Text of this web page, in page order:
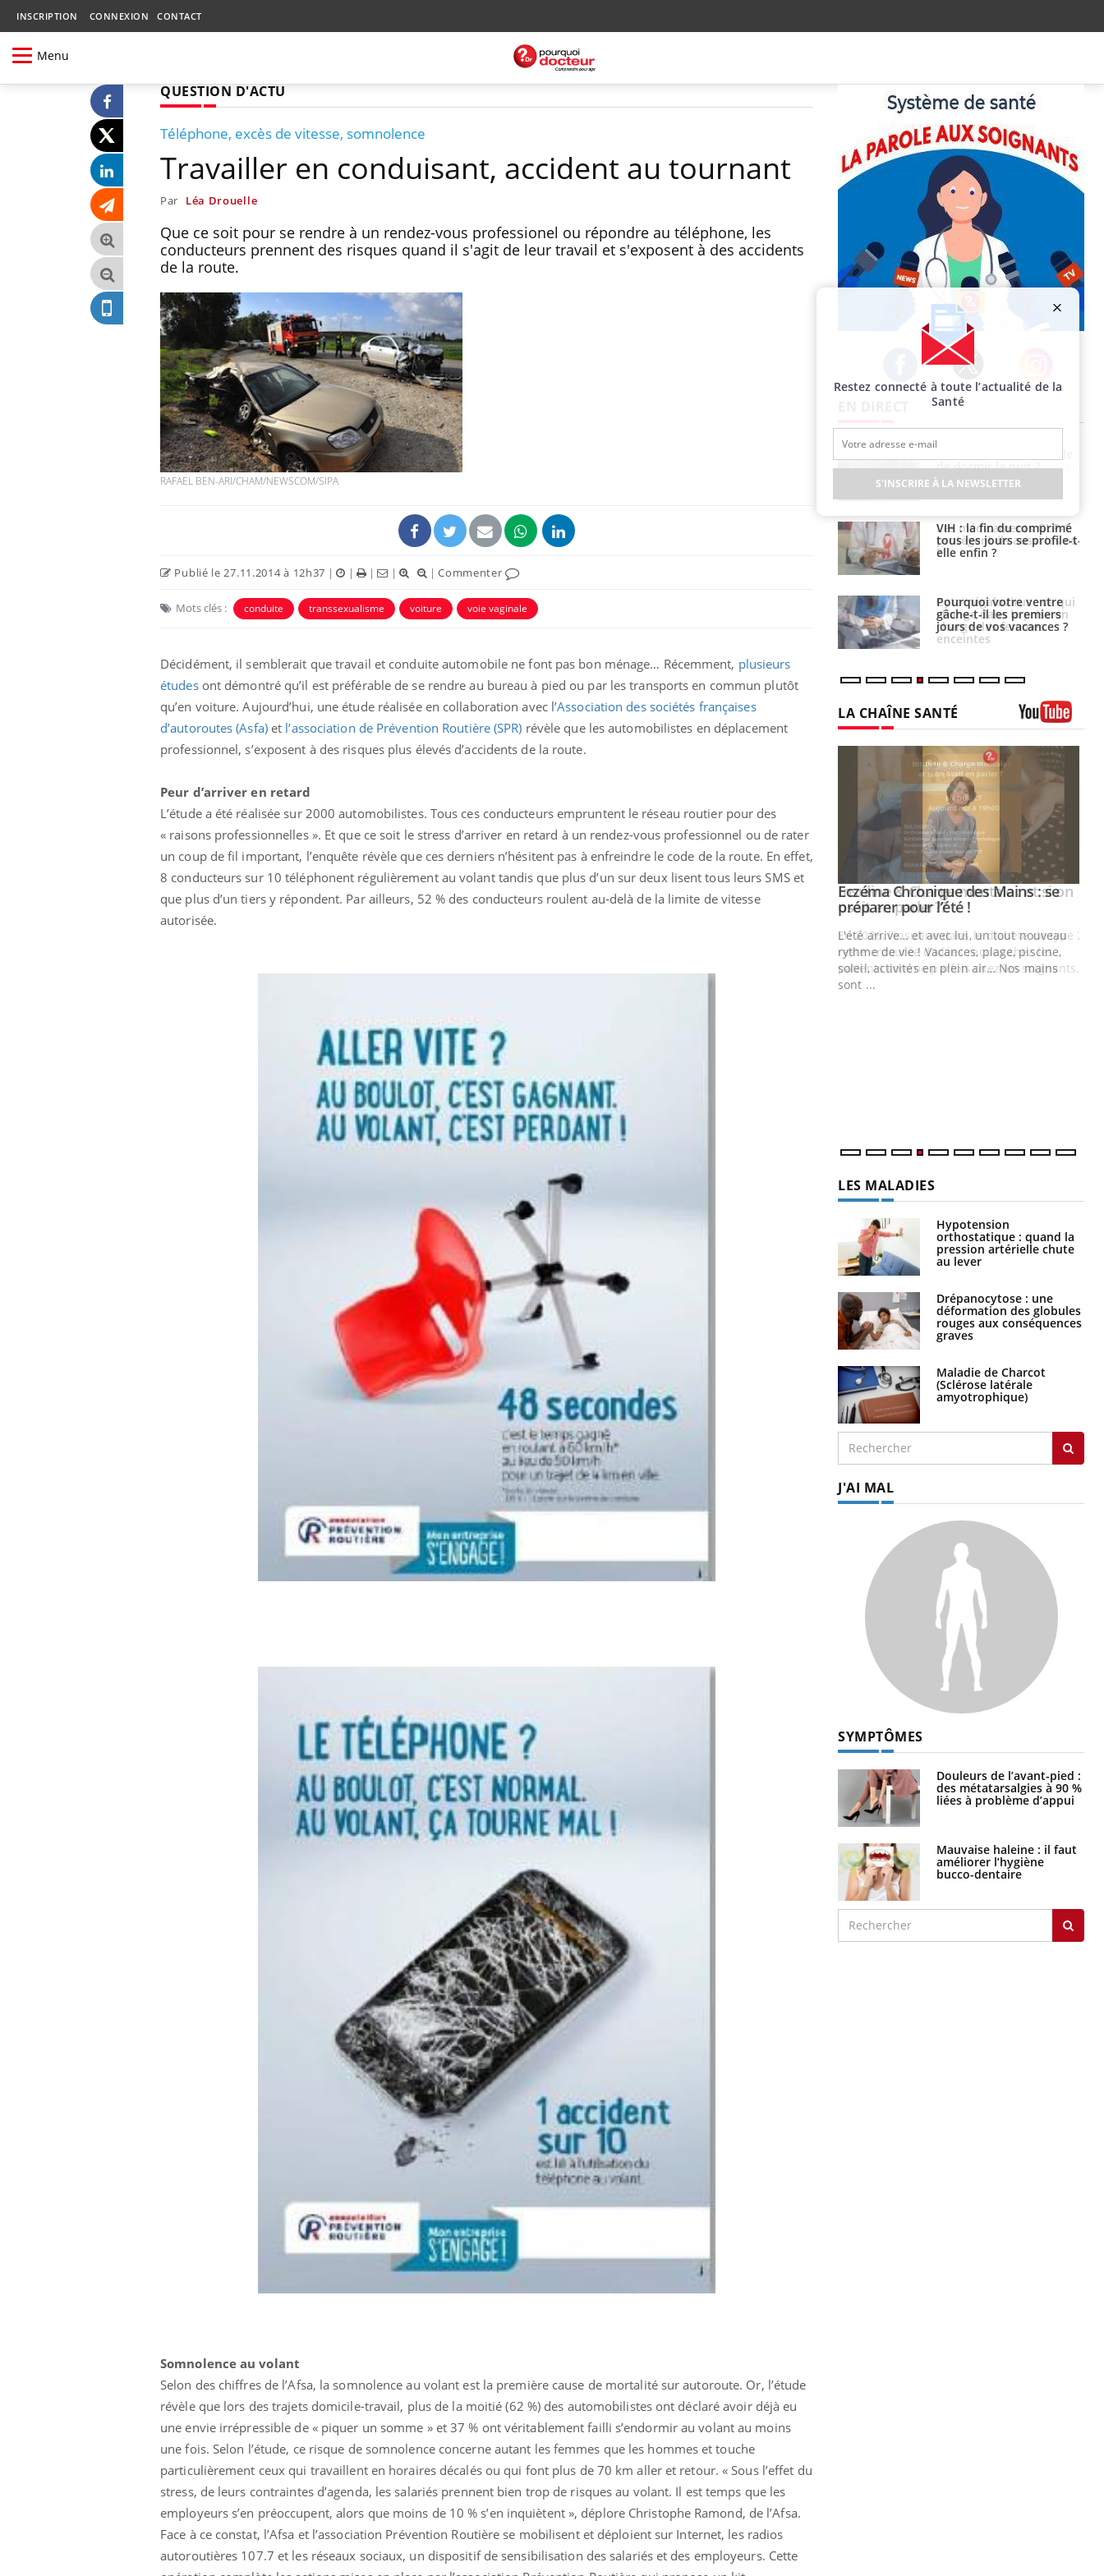
INSCRIPTION CONNEXION CONTACT
Menu
QUESTION D'ACTU
Téléphone, excès de vitesse, somnolence
Travailler en conduisant, accident au tournant
Par Léa Drouelle
Que ce soit pour se rendre à un rendez-vous professionel ou répondre au téléphone, les
conducteurs prennent des risques quand il s'agit de leur travail et s'exposent à des accidents
de la route.
RAFAEL BEN-ARI/CHAM/NEWSCOM/SIPA
Publié le 27.11.2014 à 12h37 | | | | |Commenter
Mots clés : conduite transsexualisme voiture voie vaginale
Décidément, il semblerait que travail et conduite automobile ne font pas bon ménage… Récemment, plusieurs
étudesont démontré qu’il est préférable de se rendre au bureau à pied ou par les transports en commun plutôt
qu’en voiture. Aujourd’hui, une étude réalisée en collaboration avec l’Association des sociétés françaises
d’autoroutes (Asfa) et l’association de Prévention Routière (SPR) révèle que les automobilistes en déplacement
professionnel, s’exposent à des risques plus élevés d’accidents de la route.
Peur d’arriver en retard
L’étude a été réalisée sur 2000 automobilistes. Tous ces conducteurs empruntent le réseau routier pour des
« raisons professionnelles ». Et que ce soit le stress d’arriver en retard à un rendez-vous professionnel ou de rater
un coup de fil important, l’enquête révèle que ces derniers n’hésitent pas à enfreindre le code de la route. En effet,
8 conducteurs sur 10 téléphonent régulièrement au volant tandis que plus d’un sur deux lisent tous leurs SMS et
que plus d’un tiers y répondent. Par ailleurs, 52 % des conducteurs roulent au-delà de la limite de vitesse
autorisée.
Somnolence au volant
Selon des chiffres de l’Afsa, la somnolence au volant est la première cause de mortalité sur autoroute. Or, l’étude
révèle que lors des trajets domicile-travail, plus de la moitié (62 %) des automobilistes ont déclaré avoir déjà eu
une envie irrépressible de « piquer un somme » et 37 % ont véritablement failli s’endormir au volant au moins
une fois. Selon l’étude, ce risque de somnolence concerne autant les femmes que les hommes et touche
particulièrement ceux qui travaillent en horaires décalés ou qui font plus de 70 km aller et retour. « Sous l’effet du
stress, de leurs contraintes d’agenda, les salariés prennent bien trop de risques au volant. Il est temps que les
employeurs s’en préoccupent, alors que moins de 10 % s’en inquiètent », déplore Christophe Ramond, de l’Afsa.
Face à ce constat, l’Afsa et l’association Prévention Routière se mobilisent et déploient sur Internet, les radios
autoroutières 107.7 et les réseaux sociaux, un dispositif de sensibilisation des salariés et des employeurs. Cette
Facebook Twitter Instagram
Hantavirus : un cas
détecté chez un touriste
en France
Grossesse à risque : ce jus
naturel attire l'attention
Comment oublier les
écrans en vacances ?
Toujours connectés :
comment le travail
empiète de plus en plus
Cancer colorectal : une
stratégie simple aurait
de dormir la nuit ?
VIH : la fin du comprimé
tous les jours se profile-t-
elle enfin ?
Pourquoi votre ventre
gâche-t-il les premiers
jours de vos vacances ?
LA CHAÎNE SANTÉ
Eczéma Chronique des Mains :
expliquer ma maladieYoutube
Youtube
Carence en fer : comprendre pour
prévenirYoutube
Youtube
Insuline & Charge mentale : et si on
osait en parler??Youtube
Youtube
Eczéma Chronique des Mains : se
préparer pour l’été !Youtube
L'été arrive… et avec lui, un tout nouveau
rythme de vie ! Vacances, plage, piscine,
soleil, activités en plein air… Nos mains
sont ...
LES MALADIES
Hypotension
orthostatique : quand la
pression artérielle chute
au lever
Drépanocytose : une
déformation des globules
rouges aux conséquences
graves
Maladie de Charcot
(Sclérose latérale
amyotrophique)
J'AI MAL
SYMPTÔMES
Douleurs de l’avant-pied :
des métatarsalgies à 90 %
liées à problème d’appui
Mauvaise haleine : il faut
améliorer l’hygiène
bucco-dentaire
Restez connecté à toute l’actualité de la
Santé
S'INSCRIRE À LA NEWSLETTER